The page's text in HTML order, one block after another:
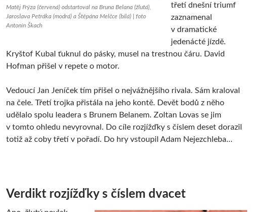
Matěj Frýza (červená) odstartoval na Bruna Belana (žlutá),
Jaroslava Petráka (modrá) a Štěpána Melčce (bílá) | foto
Antonín Škach
třetí dnešní triumf
zaznamenal
v dramatické
jedenácté jízdě.
Kryštof Kubal ťuknul do pásky, musel na trestnou čáru. David
Hofman přišel v repete o motor.
Vedoucí Jan Jeníček tím přišel o nejvážnějšího rivala. Sám kraloval
na čele. Třetí trojka přistála na jeho kontě. Devět bodů z něho
udělalo spolu leadera s Brunem Belanem. Zoltan Lovas se jim
v tomto ohledu nevyrovnal. Do cíle rozjížďky s číslem deset dorazil
totiž až coby třetí v pořadí. Do hry vstoupil Adam Nejezchleba…
Verdikt rozjížďky s číslem dvacet